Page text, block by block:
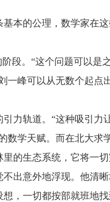
的公理，数学家在
。“这个问题可以是
一峰可以从无数个起点
轨道。“这种吸引力
学天赋。而在北大求
的生态系统，它将一切
意外地浮现。他清晰
，一切都按部就班